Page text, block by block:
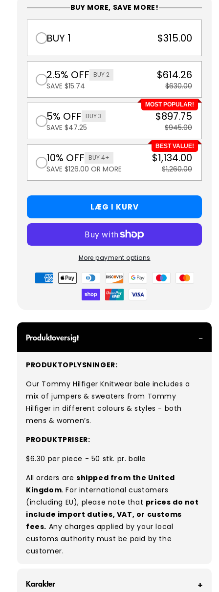
BUY MORE, SAVE MORE!
BUY 1 $315.00
2.5% OFF BUY 2
SAVE $15.74
$614.26
$630.00
MOST POPULAR!
5% OFF BUY 3
SAVE $47.25
$897.75
$945.00
BEST VALUE!
10% OFF BUY 4+
SAVE $126.00 OR MORE
$1,134.00
$1,260.00
LÆG I KURV
More payment options
Betalingsmetoder
Produktoversigt
PRODUKTOPLYSNINGER:
Our Tommy Hilfiger Knitwear bale includes a
mix of jumpers & sweaters from Tommy
Hilfiger in different colours & styles - both
mens & women’s.
PRODUKTPRISER:
$6.30 per piece - 50 stk. pr. balle
All orders are shipped from the United
Kingdom. For international customers
(including EU), please note that prices do not
include import duties, VAT, or customs
fees. Any charges applied by your local
customs authority must be paid by the
customer.
Karakter